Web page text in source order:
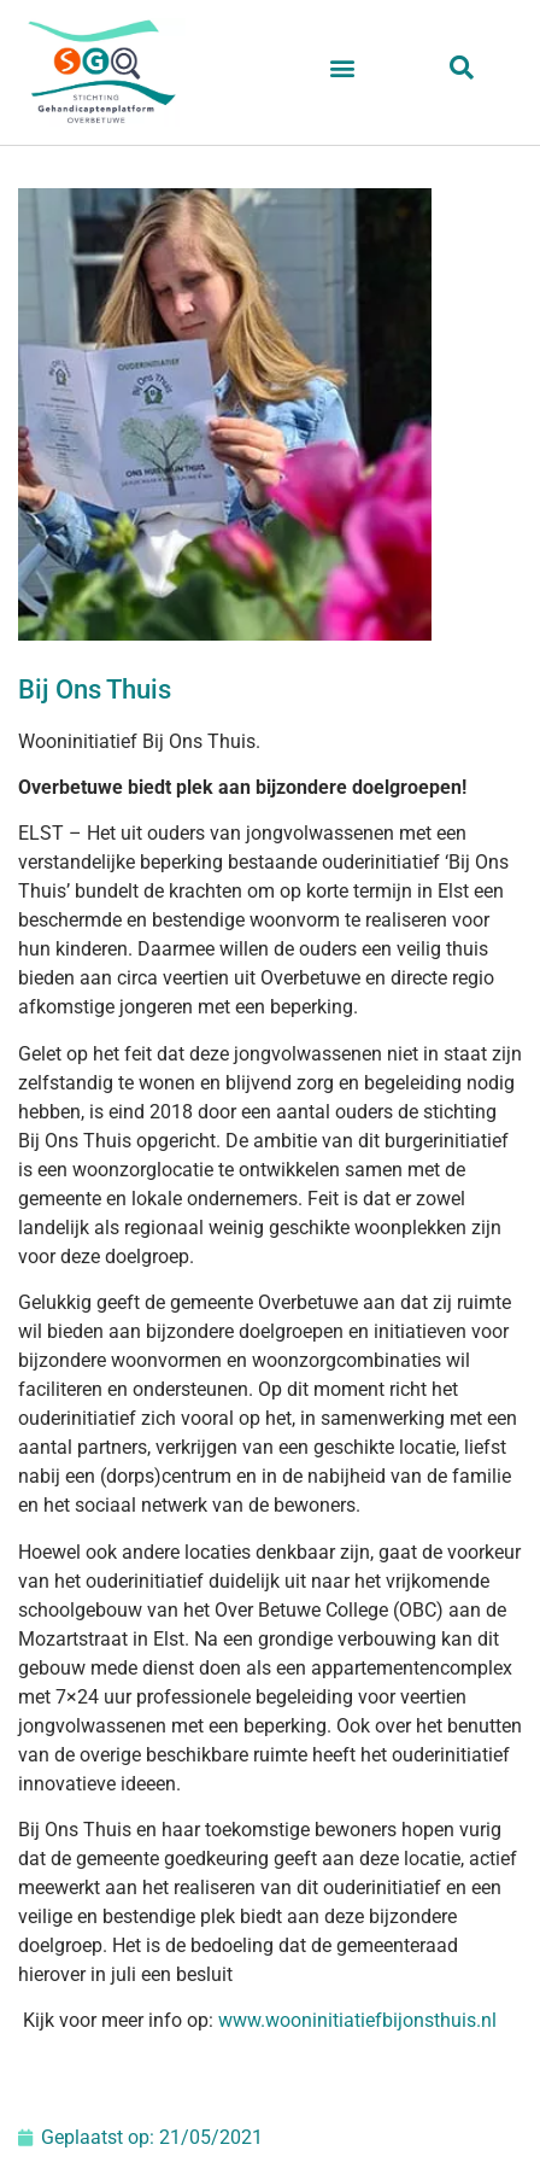
Bij Ons Thuis
Wooninitiatief Bij Ons Thuis.
Overbetuwe biedt plek aan bijzondere doelgroepen!
ELST – Het uit ouders van jongvolwassenen met een
verstandelijke beperking bestaande ouderinitiatief ‘Bij Ons
Thuis’ bundelt de krachten om op korte termijn in Elst een
beschermde en bestendige woonvorm te realiseren voor
hun kinderen. Daarmee willen de ouders een veilig thuis
bieden aan circa veertien uit Overbetuwe en directe regio
afkomstige jongeren met een beperking.
Gelet op het feit dat deze jongvolwassenen niet in staat zijn
zelfstandig te wonen en blijvend zorg en begeleiding nodig
hebben, is eind 2018 door een aantal ouders de stichting
Bij Ons Thuis opgericht. De ambitie van dit burgerinitiatief
is een woonzorglocatie te ontwikkelen samen met de
gemeente en lokale ondernemers. Feit is dat er zowel
landelijk als regionaal weinig geschikte woonplekken zijn
voor deze doelgroep.
Gelukkig geeft de gemeente Overbetuwe aan dat zij ruimte
wil bieden aan bijzondere doelgroepen en initiatieven voor
bijzondere woonvormen en woonzorgcombinaties wil
faciliteren en ondersteunen. Op dit moment richt het
ouderinitiatief zich vooral op het, in samenwerking met een
aantal partners, verkrijgen van een geschikte locatie, liefst
nabij een (dorps)centrum en in de nabijheid van de familie
en het sociaal netwerk van de bewoners.
Hoewel ook andere locaties denkbaar zijn, gaat de voorkeur
van het ouderinitiatief duidelijk uit naar het vrijkomende
schoolgebouw van het Over Betuwe College (OBC) aan de
Mozartstraat in Elst. Na een grondige verbouwing kan dit
gebouw mede dienst doen als een appartementencomplex
met 7×24 uur professionele begeleiding voor veertien
jongvolwassenen met een beperking. Ook over het benutten
van de overige beschikbare ruimte heeft het ouderinitiatief
innovatieve ideeen.
Bij Ons Thuis en haar toekomstige bewoners hopen vurig
dat de gemeente goedkeuring geeft aan deze locatie, actief
meewerkt aan het realiseren van dit ouderinitiatief en een
veilige en bestendige plek biedt aan deze bijzondere
doelgroep. Het is de bedoeling dat de gemeenteraad
hierover in juli een besluit
Kijk voor meer info op: www.wooninitiatiefbijonsthuis.nl
Geplaatst op: 21/05/2021